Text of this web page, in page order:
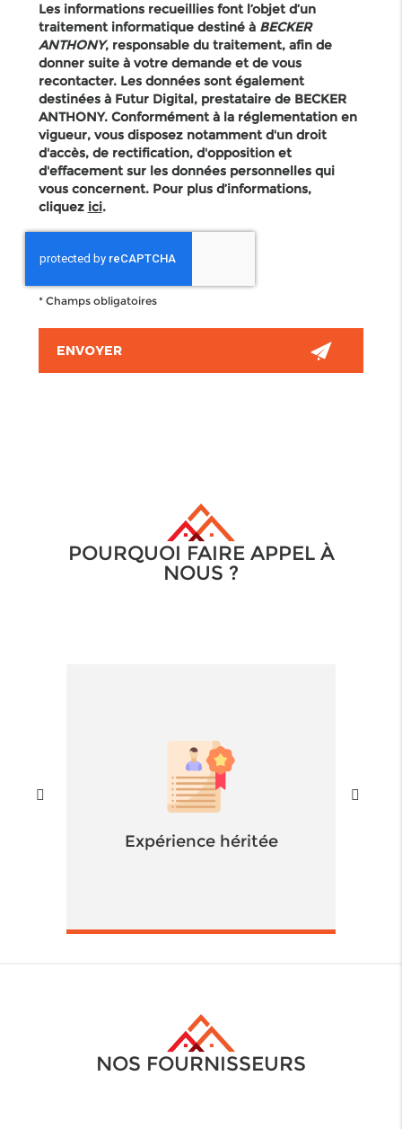
Les informations recueillies font l’objet d’un
traitement informatique destiné àBECKER
ANTHONY, responsable du traitement, afin de
donner suite à votre demande et de vous
recontacter. Les données sont également
destinées à Futur Digital, prestataire de BECKER
ANTHONY. Conformément à la réglementation en
vigueur, vous disposez notamment d'un droit
d'accès, de rectification, d'opposition et
d'effacement sur les données personnelles qui
vous concernent. Pour plus d’informations,
cliquez ici.
* Champs obligatoires
POURQUOI FAIRE APPEL À
NOUS ?
Expérience héritée
NOS FOURNISSEURS